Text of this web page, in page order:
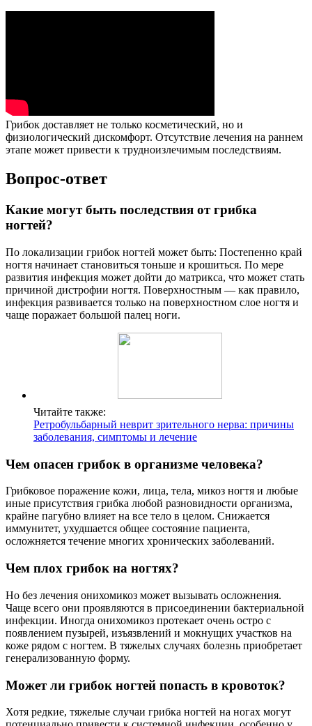
Грибок доставляет не только косметический, но и
физиологический дискомфорт. Отсутствие лечения на раннем
этапе может привести к трудноизлечимым последствиям.
Вопрос-ответ
Какие могут быть последствия от грибка
ногтей?
По локализации грибок ногтей может быть: Постепенно край
ногтя начинает становиться тоньше и крошиться. По мере
развития инфекция может дойти до матрикса, что может стать
причиной дистрофии ногтя. Поверхностным — как правило,
инфекция развивается только на поверхностном слое ногтя и
чаще поражает большой палец ноги.
Читайте также:
Ретробульбарный неврит зрительного нерва: причины
заболевания, симптомы и лечение
Чем опасен грибок в организме человека?
Грибковое поражение кожи, лица, тела, микоз ногтя и любые
иные присутствия грибка любой разновидности организма,
крайне пагубно влияет на все тело в целом. Снижается
иммунитет, ухудшается общее состояние пациента,
осложняется течение многих хронических заболеваний.
Чем плох грибок на ногтях?
Но без лечения онихомикоз может вызывать осложнения.
Чаще всего они проявляются в присоединении бактериальной
инфекции. Иногда онихомикоз протекает очень остро с
появлением пузырей, изъязвлений и мокнущих участков на
коже рядом с ногтем. В тяжелых случаях болезнь приобретает
генерализованную форму.
Может ли грибок ногтей попасть в кровоток?
Хотя редкие, тяжелые случаи грибка ногтей на ногах могут